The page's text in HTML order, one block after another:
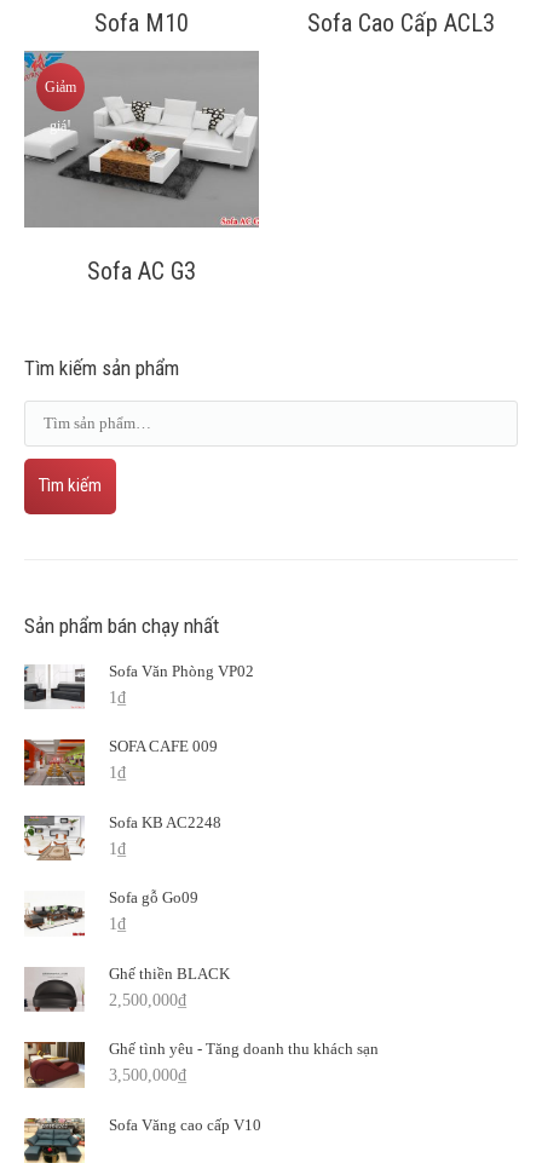
Sofa M10 Sofa Cao Cấp ACL3
Giảm
giá!
Sofa AC G3
Tìm kiếm sản phẩm
Tìm kiếm
Sản phẩm bán chạy nhất
Sofa Văn Phòng VP02
1₫
SOFA CAFE 009
1₫
Sofa KB AC2248
1₫
Sofa gỗ Go09
1₫
Ghế thiền BLACK
2,500,000₫
Ghế tình yêu - Tăng doanh thu khách sạn
3,500,000₫
Sofa Văng cao cấp V10